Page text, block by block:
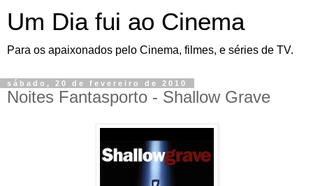
Um Dia fui ao Cinema
Para os apaixonados pelo Cinema, filmes, e séries de TV.
sábado, 20 de fevereiro de 2010
Noites Fantasporto - Shallow Grave